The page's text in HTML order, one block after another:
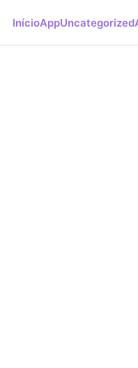
InícioAppUncategorized